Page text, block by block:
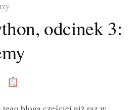
odcinek 3: